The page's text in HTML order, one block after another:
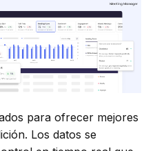
para ofrecer mejores
Los datos se